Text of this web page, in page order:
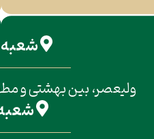
ولیعصر، بین بهشتی و